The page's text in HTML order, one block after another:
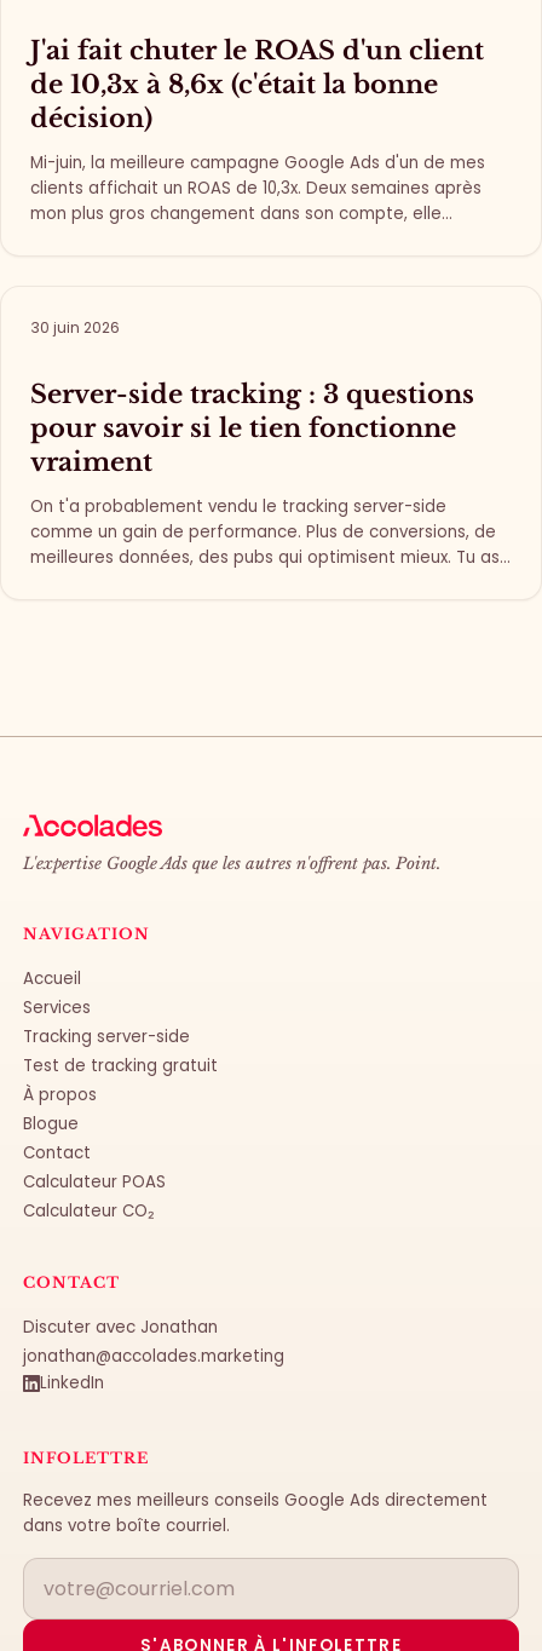
J'ai fait chuter le ROAS d'un client
de 10,3x à 8,6x (c'était la bonne
décision)
Mi-juin, la meilleure campagne Google Ads d'un de mes
clients affichait un ROAS de 10,3x. Deux semaines après
mon plus gros changement dans son compte, elle
30 juin 2026
Server-side tracking : 3 questions
pour savoir si le tien fonctionne
vraiment
On t'a probablement vendu le tracking server-side
comme un gain de performance. Plus de conversions, de
meilleures données, des pubs qui optimisent mieux. Tu as
L'expertise Google Ads que les autres n'offrent pas. Point.
NAVIGATION
Accueil
Services
Tracking server-side
Test de tracking gratuit
À propos
Blogue
Contact
Calculateur POAS
Calculateur CO₂
CONTACT
Discuter avec Jonathan
jonathan@accolades.marketing
LinkedIn
INFOLETTRE
Recevez mes meilleurs conseils Google Ads directement
dans votre boîte courriel.
S'ABONNER À L'INFOLETTRE